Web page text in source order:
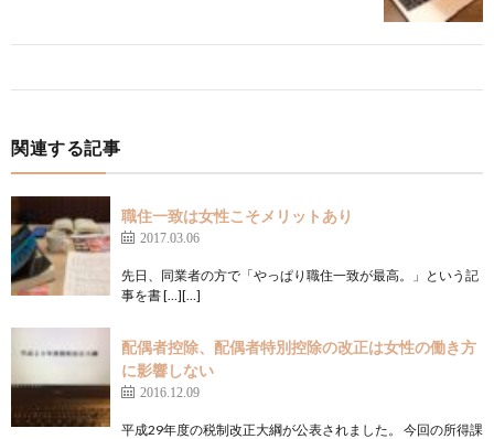
関連する記事
職住一致は女性こそメリットあり
2017.03.06
先日、同業者の方で「やっぱり職住一致が最高。」という記
事を書 […][…]
配偶者控除、配偶者特別控除の改正は女性の働き方
に影響しない
2016.12.09
平成29年度の税制改正大綱が公表されました。 今回の所得課